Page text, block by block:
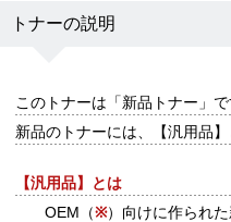
トナーの説明
このトナーは 「新品トナー」 で
新品のトナーには、【汎用品
【汎用品】とは
OEM（※）向けに作られた